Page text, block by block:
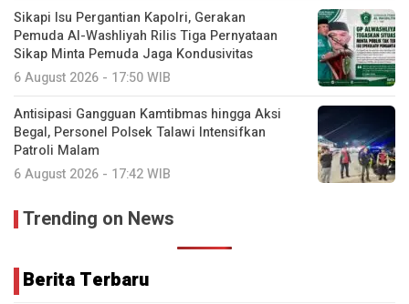
Sikapi Isu Pergantian Kapolri, Gerakan
Pemuda Al-Washliyah Rilis Tiga Pernyataan
Sikap Minta Pemuda Jaga Kondusivitas
6 August 2026 - 17:50 WIB
Antisipasi Gangguan Kamtibmas hingga Aksi
Begal, Personel Polsek Talawi Intensifkan
Patroli Malam
6 August 2026 - 17:42 WIB
Trending on News
Berita Terbaru